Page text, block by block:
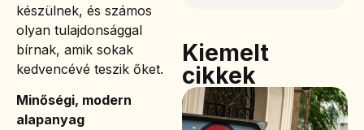
készülnek, és számos
olyan tulajdonsággal
bírnak, amik sokak
kedvencévé teszik őket.
Minőségi, modern
alapanyag
Kiemelt
cikkek